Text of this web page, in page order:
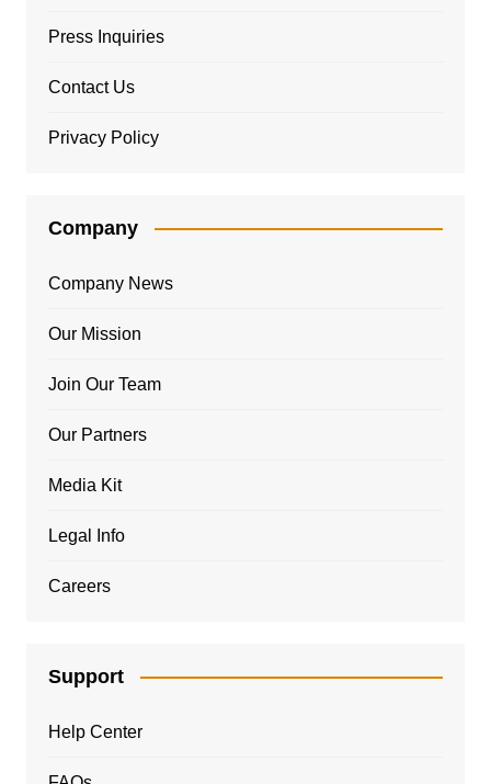
Press Inquiries
Contact Us
Privacy Policy
Company
Company News
Our Mission
Join Our Team
Our Partners
Media Kit
Legal Info
Careers
Support
Help Center